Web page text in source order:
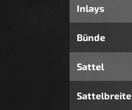
Inlays
Bünde
Sattel
Sattelbreite